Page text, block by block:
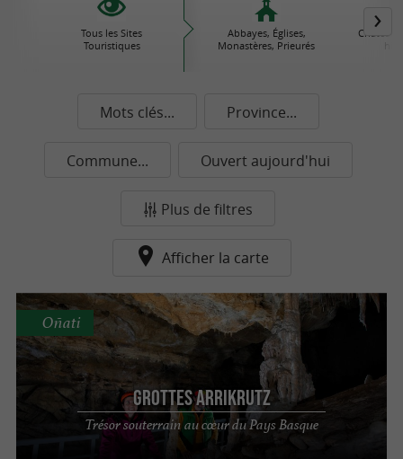
Tous les Sites
Touristiques
Abbayes, Églises,
Monastères, Prieurés
Mots clés... Province...
Commune... Ouvert aujourd'hui
Plus de filtres
Afficher la carte
Grottes Arrikrutz
Trésor souterrain au cœur du Pays Basque
Oñati